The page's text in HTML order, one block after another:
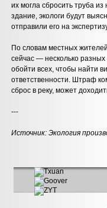
их могла сбросить труба
здание, экологи будут
отправили его на
По словам местных
сейчас — несколько
обойти всех, чтобы найти
ответственности. Штраф
сброс в реку, может
---
Источник:Экология